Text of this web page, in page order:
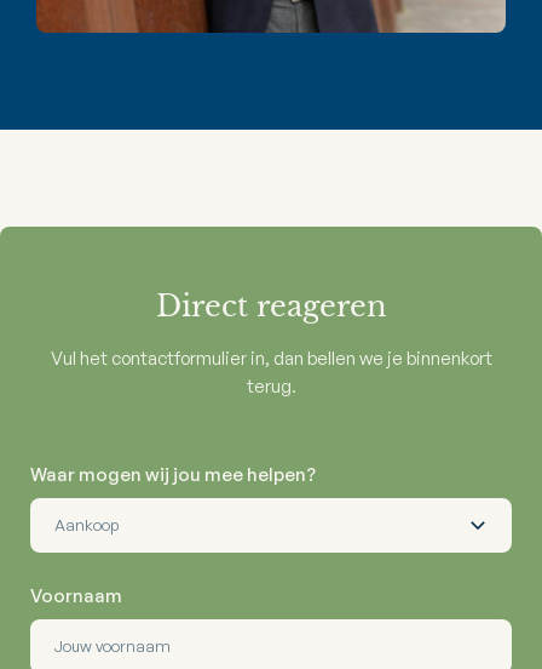
Direct reageren
Vul het contactformulier in, dan bellen we je binnenkort
terug.
Waar mogen wij jou mee helpen?
Voornaam